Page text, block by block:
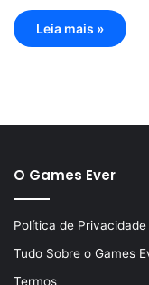
Leia mais »
O Games Ever
Política de Privacidade
Tudo Sobre o Games
Termos